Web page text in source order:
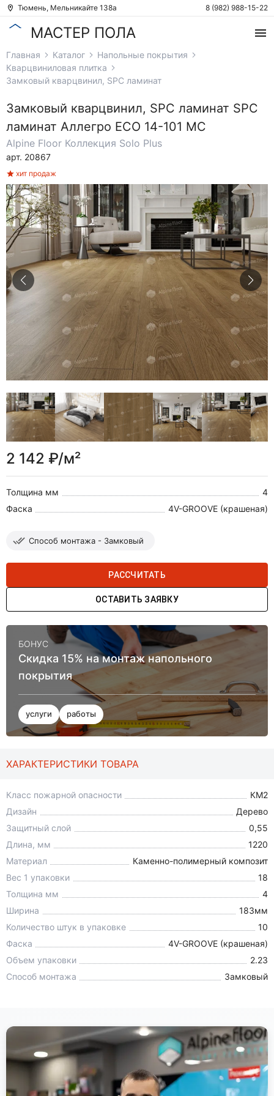
Тюмень, Мельникайте 138а 8 (982) 988-15-22
МАСТЕР ПОЛА
Главная Каталог
Напольные покрытия
Кварцвиниловая плитка
Замковый кварцвинил, SPC ламинат
Замковый кварцвинил, SPC ламинат SPC
ламинат Аллегро ЕСО 14-101 MC
Alpine Floor Коллекция Solo Plus
арт. 20867
хит продаж
2 142 ₽/м²
Толщина мм
4
Фаска
4V-GROOVE (крашеная)
Способ монтажа - Замковый
РАССЧИТАТЬ
ОСТАВИТЬ ЗАЯВКУ
БОНУС
Скидка 15% на монтаж напольного
покрытия
услуги работы
ХАРАКТЕРИСТИКИ ТОВАРА
Класс пожарной опасности
КМ2
Дизайн
Дерево
Защитный слой
0,55
Длина, мм
1220
Материал
Каменно-полимерный композит
Вес 1 упаковки
18
Толщина мм
4
Ширина
183мм
Количество штук в упаковке
10
Фаска
4V-GROOVE (крашеная)
Объем упаковки
2.23
Способ монтажа
Замковый